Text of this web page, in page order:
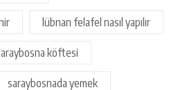
lübnan felafel nasıl yapılır
köftesi
saraybosnada yemek